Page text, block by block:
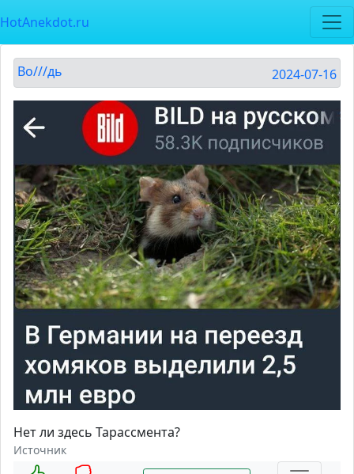
HotAnekdot.ru
Во///дь 2024-07-16
Нет ли здесь Тарассмента?
Источник